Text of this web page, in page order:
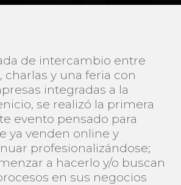
de intercambio entre
charlas y una feria con
integradas a la
se realizó la primera
evento pensado para
ya venden online y
profesionalizándose;
a hacerlo y/o buscan
en sus negocios